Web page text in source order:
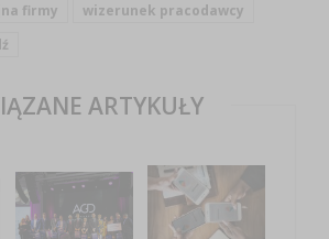
firmy
wizerunek pracodawcy
ARTYKUŁY